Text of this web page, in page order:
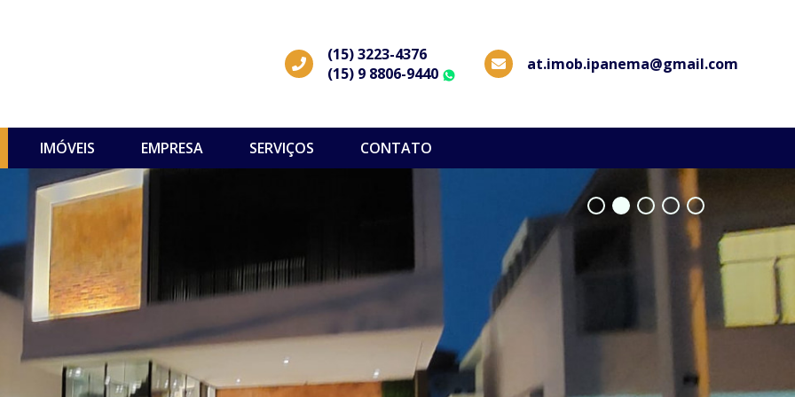
(15) 3223-4376
(15) 9 8806-9440
WhatsApp
at.imob.ipanema@gmail.com
IMÓVEIS EMPRESA SERVIÇOS CONTATO
• • •